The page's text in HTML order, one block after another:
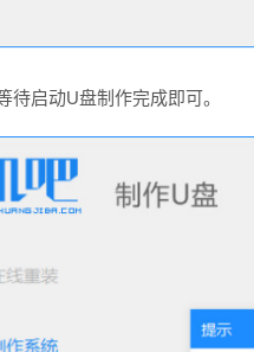
待启动U盘制作完成即可。